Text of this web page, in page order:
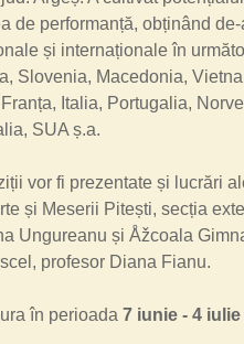
de performanță, obținând
și internaționale în
Slovenia, Macedonia,
Italia, Portugalia,
SUA ș.a.
vor fi prezentate și lucrări
și Meserii Pitești, secția
Ungureanu și Åžcoala
profesor Diana Fianu.
în perioada 7 iunie - 4 iulie